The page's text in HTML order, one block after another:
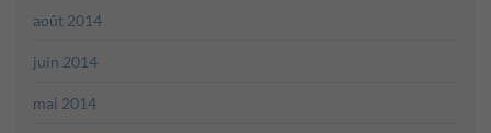
août 2014
juin 2014
mai 2014